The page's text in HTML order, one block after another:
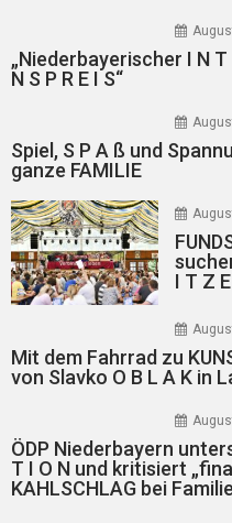
„Niederbayerischer I N T
N S P R E I S“
Spiel, S P A ß und
ganze FAMILIE
I T Z
Mit dem Fahrrad zu
von Slavko O B L A K in
ÖDP Niederbayern
T I O N und kritisiert
KAHLSCHLAG bei